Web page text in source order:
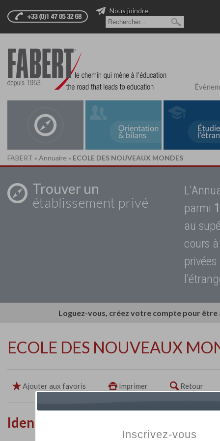
Nous joindre
FABERT » Annuaire » ECOLE DES NOUVEAUX MONDES
Trouver un
établissement privé
parmi
au
cours
Loguez-vous, créez votre compte pour
ECOLE DES NOUVEAUX
Ajouter aux favoris Imprimer Retour
Identité de l'établissement
Inscrivez-vous